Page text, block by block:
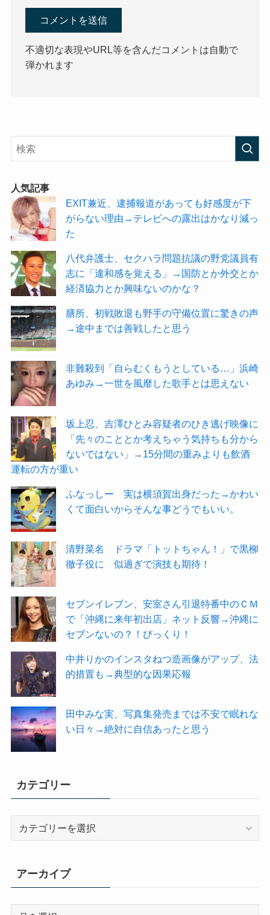
不適切な表現やURL等を含んだコメントは自動で
弾かれます
人気記事
EXIT兼近、逮捕報道があっても好感度が下
がらない理由→テレビへの露出はかなり減っ
た
八代弁護士、セクハラ問題抗議の野党議員有
志に「違和感を覚える」→国防とか外交とか
経済協力とか興味ないのかな？
膳所、初戦敗退も野手の守備位置に驚きの声
→途中までは善戦したと思う
非難殺到「自らむくもうとしている…」浜崎
あゆみ→一世を風靡した歌手とは思えない
坂上忍、吉澤ひとみ容疑者のひき逃げ映像に
「先々のこととか考えちゃう気持ちも分から
ないではない」→15分間の重みよりも飲酒
運転の方が重い
ふなっしー 実は横須賀出身だった→かわい
くて面白いからそんな事どうでもいい。
清野菜名 ドラマ「トットちゃん！」で黒柳
徹子役に 似過ぎで演技も期待！
セブンイレブン、安室さん引退特番中のＣＭ
で「沖縄に来年初出店」ネット反響→沖縄に
セブンないの？！びっくり！
中井りかのインスタねつ造画像がアップ、法
的措置も→典型的な因果応報
田中みな実、写真集発売までは不安で眠れな
い日々→絶対に自信あったと思う
カテゴリー
リ
ー
アーカイブ